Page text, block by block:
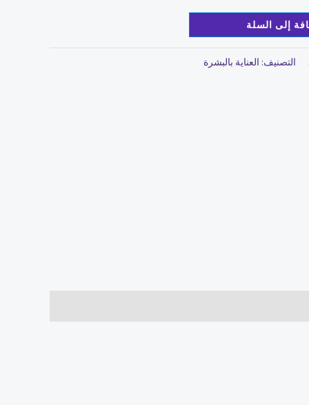
إلى السلة
التصنيف: العناية بالبشرة